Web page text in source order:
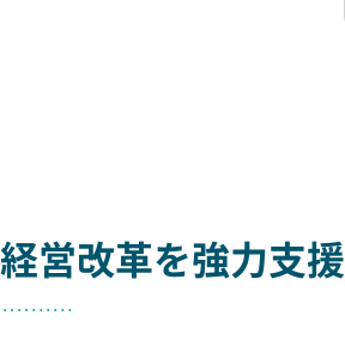
経営改革を強力支援